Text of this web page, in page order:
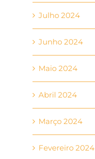
Julho 2024
Junho 2024
Maio 2024
Abril 2024
Março 2024
Fevereiro 2024